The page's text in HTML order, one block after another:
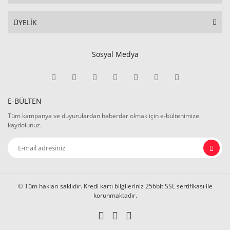
ÜYELİK
Sosyal Medya
E-BÜLTEN
Tüm kampanya ve duyurulardan haberdar olmak için e-bültenimize
kaydolunuz.
© Tüm hakları saklıdır. Kredi kartı bilgileriniz 256bit SSL sertifikası ile
korunmaktadır.